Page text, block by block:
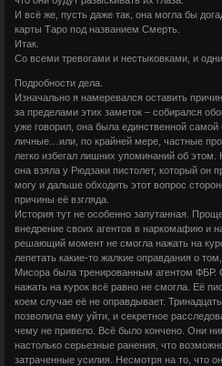
И всё же, пусть даже так, она могла бы
карты Таро под названием Смерть.
Итак.
Со всеми тревогами и нестыковками, и
Подробности дела.
Изначально я намеревался оставить
за пределами этих заметок – собирался
уже говорил, она была единственной
личные…или, по крайней мере, частные
легко избегал лишних упоминаний об
она взяла у Рюдзаки пистолет, который он
могу и дальше обходить этот вопрос
причины её взгляда.
История тут не особенно запутанная.
внедрение своих агентов в наркомафию и
решающий момент не смогла нажать на
лепетать какие-то жалкие оправдания о
Мисора была тренированным агентом ФБР.
нажать на курок всё равно не смогла. Её
коем случае её не оправдывает.
позволила ему уйти, и секретное
чему не привело. Всё было кончено. Они
настолько серьезные ранения, что
затраченные усилия. Несмотря на то, что